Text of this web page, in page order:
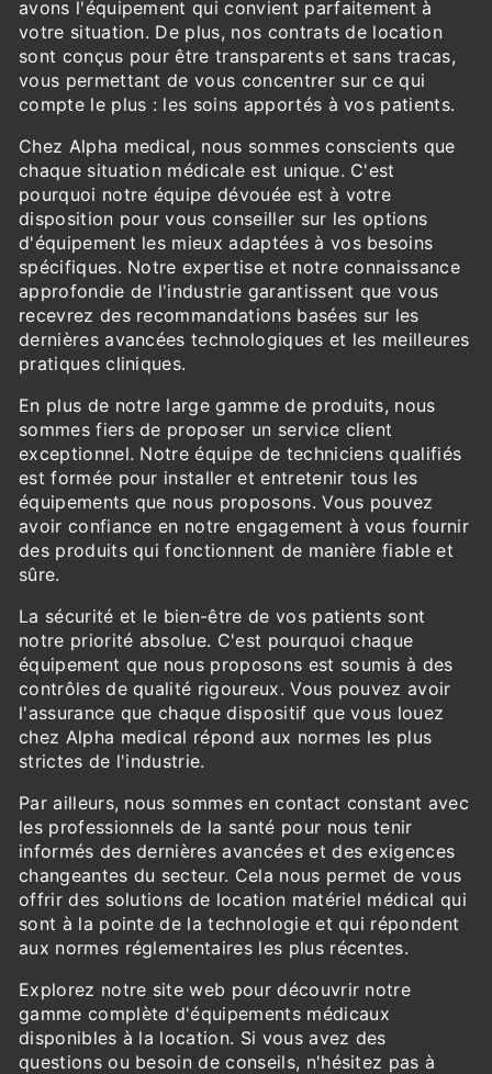
avons l'équipement qui convient parfaitement à
votre situation. De plus, nos contrats de location
sont conçus pour être transparents et sans tracas,
vous permettant de vous concentrer sur ce qui
compte le plus : les soins apportés à vos patients.
Chez Alpha medical, nous sommes conscients que
chaque situation médicale est unique. C'est
pourquoi notre équipe dévouée est à votre
disposition pour vous conseiller sur les options
d'équipement les mieux adaptées à vos besoins
spécifiques. Notre expertise et notre connaissance
approfondie de l'industrie garantissent que vous
recevrez des recommandations basées sur les
dernières avancées technologiques et les meilleures
pratiques cliniques.
En plus de notre large gamme de produits, nous
sommes fiers de proposer un service client
exceptionnel. Notre équipe de techniciens qualifiés
est formée pour installer et entretenir tous les
équipements que nous proposons. Vous pouvez
avoir confiance en notre engagement à vous fournir
des produits qui fonctionnent de manière fiable et
sûre.
La sécurité et le bien-être de vos patients sont
notre priorité absolue. C'est pourquoi chaque
équipement que nous proposons est soumis à des
contrôles de qualité rigoureux. Vous pouvez avoir
l'assurance que chaque dispositif que vous louez
chez Alpha medical répond aux normes les plus
strictes de l'industrie.
Par ailleurs, nous sommes en contact constant avec
les professionnels de la santé pour nous tenir
informés des dernières avancées et des exigences
changeantes du secteur. Cela nous permet de vous
offrir des solutions de location matériel médical qui
sont à la pointe de la technologie et qui répondent
aux normes réglementaires les plus récentes.
Explorez notre site web pour découvrir notre
gamme complète d'équipements médicaux
disponibles à la location. Si vous avez des
questions ou besoin de conseils, n'hésitez pas à